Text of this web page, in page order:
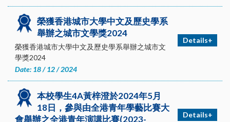
榮獲香港城市大學中文及歷史學系
舉辦之城市文學獎2024
榮獲香港城市大學中文及歷史學系舉辦之城市文
學獎2024
Date: 18 / 12 / 2024
Details+
本校學生4A黃梓澄於2024年5月
18日，參與由全港青年學藝比賽大
會舉辦之全港青年演講比賽(2023-
Details+